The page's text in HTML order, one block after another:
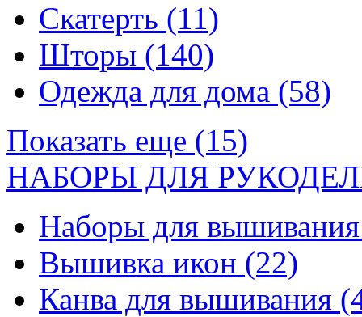
Скатерть (11)
Шторы (140)
Одежда для дома (58)
Показать еще (15)
НАБОРЫ ДЛЯ
Наборы для
Вышивка икон (22)
Канва для вышивания